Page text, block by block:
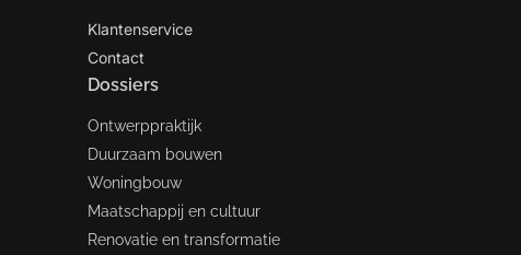
Klantenservice
Contact
Dossiers
Ontwerppraktijk
Duurzaam bouwen
Woningbouw
Maatschappij en cultuur
Renovatie en transformatie